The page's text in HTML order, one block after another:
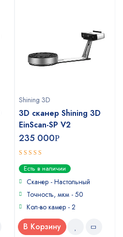
Shining 3D
3D сканер Shining 3D
EinScan-SP V2
235 000Р
5out of 5
Есть в наличии
Сканер - Настольный
Точность, мкм - 50
Кол-во камер - 2
В Корзину